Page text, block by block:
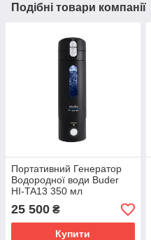
Подібні товари компанії
Портативний Генератор
Водородної води Buder
HI-TA13 350 мл
25 500 ₴
Купити